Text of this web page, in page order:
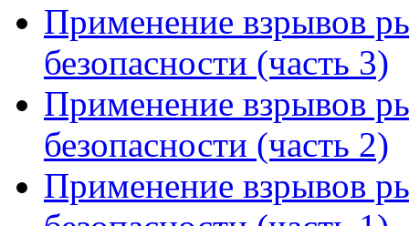
Применение взрывов
безопасности (часть 3)
Применение взрывов
безопасности (часть 2)
Применение взрывов